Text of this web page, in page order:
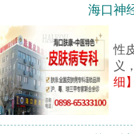
海口神
性
义
细】